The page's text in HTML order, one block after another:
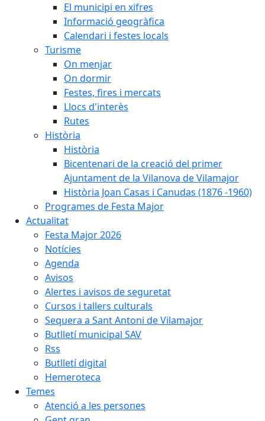
El municipi en xifres
Informació geogràfica
Calendari i festes locals
Turisme
On menjar
On dormir
Festes, fires i mercats
Llocs d'interès
Rutes
Història
Història
Bicentenari de la creació del primer
Ajuntament de la Vilanova de Vilamajor
Història Joan Casas i Canudas (1876 -1960)
Programes de Festa Major
Actualitat
Festa Major 2026
Notícies
Agenda
Avisos
Alertes i avisos de seguretat
Cursos i tallers culturals
Sequera a Sant Antoni de Vilamajor
Butlletí municipal SAV
Rss
Butlletí digital
Hemeroteca
Temes
Atenció a les persones